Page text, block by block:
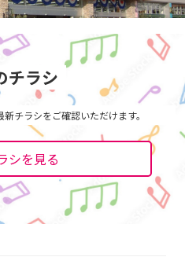
チラシ
チラシをご確認いただけます。
シを見る